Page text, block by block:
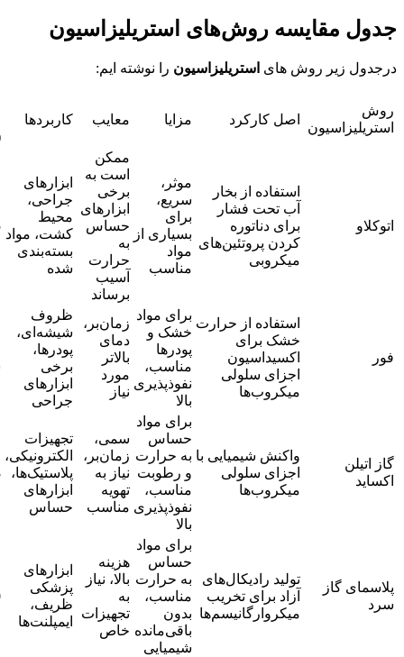
جدول مقایسه روش‌های استریلیزاسیون
درجدول زیر روش های استریلیزاسیون را نوشته ایم:
روش
استریلیزاسیون
اصل کارکرد مزایا معایب کاربردها
اتوکلاو
استفاده از بخار
آب تحت فشار
برای دناتوره
کردن پروتئین‌های
میکروبی
موثر،
سریع،
برای
بسیاری از
مواد
مناسب
ممکن
است به
برخی
ابزارهای
حساس
به
حرارت
آسیب
برساند
ابزارهای
جراحی،
محیط
کشت، مواد
بسته‌بندی
شده
فور
استفاده از حرارت
خشک برای
اکسیداسیون
اجزای سلولی
میکروب‌ها
برای مواد
خشک و
پودرها
مناسب،
نفوذپذیری
بالا
زمان‌بر،
دمای
بالاتر
مورد
نیاز
ظروف
شیشه‌ای،
پودرها،
برخی
ابزارهای
جراحی
گاز اتیلن
اکساید
واکنش شیمیایی با
اجزای سلولی
میکروب‌ها
برای مواد
حساس
به حرارت
و رطوبت
مناسب،
نفوذپذیری
بالا
سمی،
زمان‌بر،
نیاز به
تهویه
مناسب
تجهیزات
الکترونیکی،
پلاستیک‌ها،
ابزارهای
حساس
پلاسمای گاز
سرد
تولید رادیکال‌های
آزاد برای تخریب
میکروارگانیسم‌ها
برای مواد
حساس
به حرارت
مناسب،
بدون
باقی‌مانده
شیمیایی
هزینه
بالا، نیاز
به
تجهیزات
خاص
ابزارهای
پزشکی
ظریف،
ایمپلنت‌ها